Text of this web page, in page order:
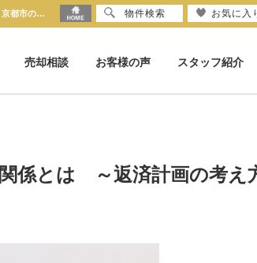
ライフステージとマイホーム計画の関係とは ～返済計画の考え方～【2026-04-04更新】 | 京都市の不動産のことならセンチュリー21京都ハウス
売却相談 お客様の声 スタッフ紹介
係とは ～返済計画の考え
物件検索 お気に入